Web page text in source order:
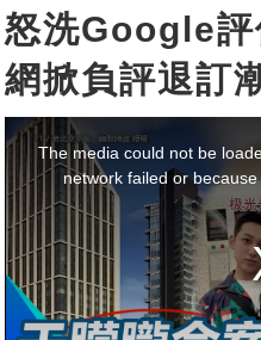
怒洗Google
網掀負評退訂
a
window.
The media could not be
network failed or